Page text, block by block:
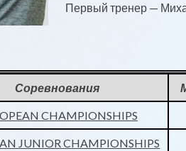
Первый тренер —
Соревнования
CHAMPIONSHIPS
JUNIOR CHAMPIONSHIPS